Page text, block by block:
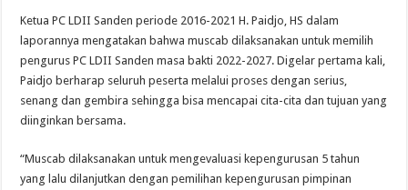
Ketua PC LDII Sanden periode 2016-2021 H. Paidjo, HS dalam
laporannya mengatakan bahwa muscab dilaksanakan untuk memilih
pengurus PC LDII Sanden masa bakti 2022-2027. Digelar pertama kali,
Paidjo berharap seluruh peserta melalui proses dengan serius,
senang dan gembira sehingga bisa mencapai cita-cita dan tujuan yang
diinginkan bersama.
“Muscab dilaksanakan untuk mengevaluasi kepengurusan 5 tahun
yang lalu dilanjutkan dengan pemilihan kepengurusan pimpinan